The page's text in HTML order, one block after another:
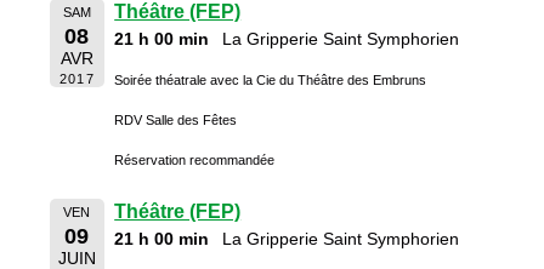
SAM
08
AVR
2017
Théâtre (FEP)
21 h 00 min La Gripperie Saint Symphorien
Soirée théatrale avec la Cie du Théâtre des Embruns
RDV Salle des Fêtes
Réservation recommandée
VEN
09
JUIN
Théâtre (FEP)
21 h 00 min La Gripperie Saint Symphorien